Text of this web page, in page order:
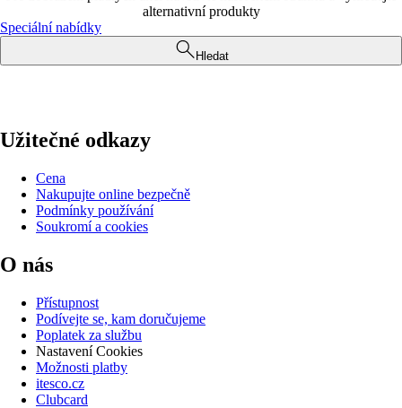
alternativní produkty
Speciální nabídky
Hledat
Užitečné odkazy
Cena
Nakupujte online bezpečně
Podmínky používání
Soukromí a cookies
O nás
Přístupnost
Podívejte se, kam doručujeme
Poplatek za službu
Nastavení Cookies
Možnosti platby
itesco.cz
Clubcard